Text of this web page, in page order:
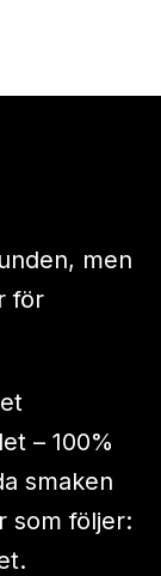
men
för
– 100%
smaken
som följer: